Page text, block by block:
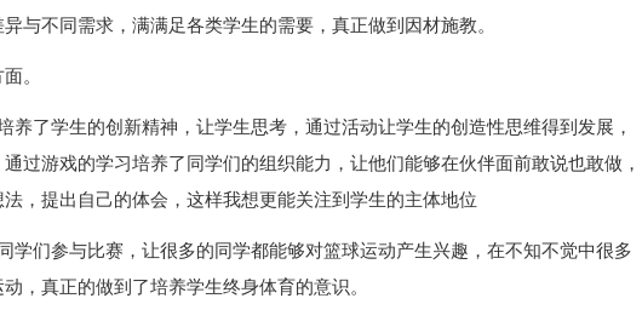
与不同需求，满满足各类学生的需要，真正做到因材施教。
。
养了学生的创新精神，让学生思考，通过活动让学生的创造性思维得到发展，
过游戏的学习培养了同学们的组织能力，让他们能够在伙伴面前敢说也敢做，
，提出自己的体会，这样我想更能关注到学生的主体地位
学们参与比赛，让很多的同学都能够对篮球运动产生兴趣，在不知不觉中很多
，真正的做到了培养学生终身体育的意识。